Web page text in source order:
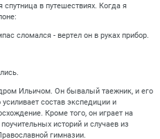
в путешествиях. Когда я
сломался - вертел он в руках прибор.
Ильичом. Он бывалый таежник, и его
состав экспедиции и
Кроме того, он играет на
историй и случаев из
гимназии.